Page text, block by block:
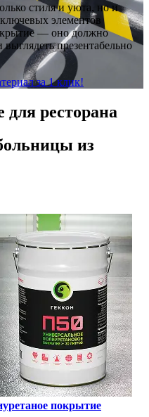
стиля и уюта, но и
элементов
— оно должно
презентабельно
за 1 клик!
ресторана
из
покрытие